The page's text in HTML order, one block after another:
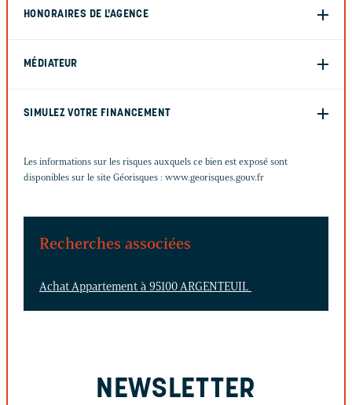
HONORAIRES DE L'AGENCE
MÉDIATEUR
SIMULEZ VOTRE FINANCEMENT
Les informations sur les risques auxquels ce bien est exposé sont
disponibles sur le site Géorisques : www.georisques.gouv.fr
Recherches associées
Achat Appartement à 95100 ARGENTEUIL
NEWSLETTER